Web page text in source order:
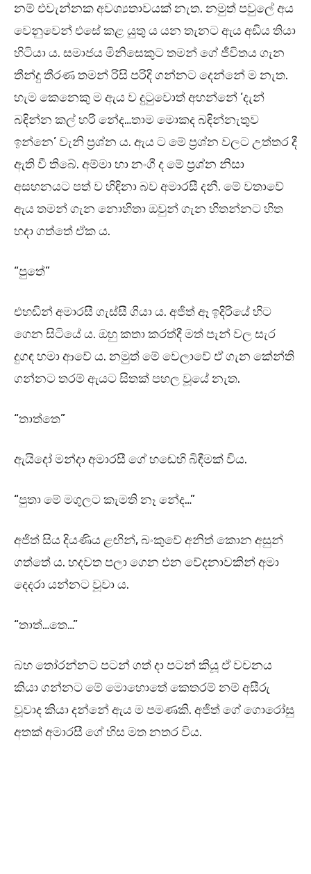
නම් එවැන්නක අවශ්‍යතාවයක් නැත. නමුත් පවුලේ අය
වෙනුවෙන් එසේ කළ යුතු ය යන තැනට ඇය අඩිය තියා
හිටියා ය. සමාජය මිනිසෙකුට තමන් ගේ ජීවිතය ගැන
තීන්දු තීරණ තමන් රිසි පරිදි ගන්නට දෙන්නේ ම නැත.
හැම කෙනෙකු ම ඇය ව දුටුවොත් අහන්නේ ‘දැන්
බඳින්න කල් හරි නේද…තාම මොකද බඳින්නැතුව
ඉන්නෙ’ වැනි ප්‍රශ්න ය. ඇය ට මේ ප්‍රශ්න වලට උත්තර දී
ඇති වී තිබේ. අම්මා හා නංගී ද මේ ප්‍රශ්න නිසා
අසහනයට පත් ව හිඳිනා බව අමාරසී දනී. මේ වතාවේ
ඇය තමන් ගැන නොහිතා ඔවුන් ගැන හිතන්නට හිත
හදා ගත්තේ ඒක ය.
“පුතේ”
එහඬින් අමාරසී ගැස්සී ගියා ය. අජිත් ඈ ඉදිරියේ හිට
ගෙන සිටියේ ය. ඔහු කතා කරත්දී මත් පැන් වල සැර
දුගඳ හමා ආවේ ය. නමුත් මේ වෙලාවේ ඒ ගැන කේන්ති
ගන්නට තරම් ඇයට සිතක් පහල වූයේ නැත.
“තාත්තෙ”
ඇයිදෝ මන්දා අමාරසී ගේ හඬෙහි බිඳීමක් විය.
“පුතා මේ මගුලට කැමති නෑ නේද…”
අජිත් සිය දියණිය ළඟින්, බංකුවේ අනිත් කොන අසුන්
ගත්තේ ය. හදවත පලා ගෙන එන වේදනාවකින් අමා
දෙදරා යන්නට වූවා ය.
“තාත්…තෙ…”
බහ තෝරන්නට පටන් ගත් දා පටන් කියූ ඒ වචනය
කියා ගන්නට මේ මොහොතේ කෙතරම් නම් අසීරු
වූවාද කියා දන්නේ ඇය ම පමණකි. අජිත් ගේ ගොරෝසු
අතක් අමාරසී ගේ හිස මත නතර විය.